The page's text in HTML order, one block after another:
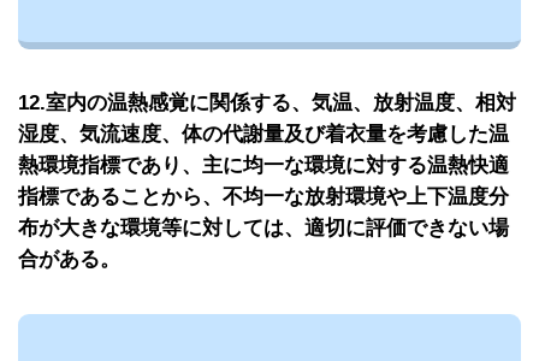
12.室内の温熱感覚に関係する、気温、放射温度、相対
湿度、気流速度、体の代謝量及び着衣量を考慮した温
熱環境指標であり、主に均一な環境に対する温熱快適
指標であることから、不均一な放射環境や上下温度分
布が大きな環境等に対しては、適切に評価できない場
合がある。